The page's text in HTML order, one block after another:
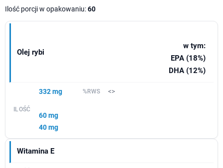
Ilość porcji w opakowaniu:60
Olej rybi
w tym:
EPA (18%)
DHA (12%)
332 mg
60 mg
40 mg
<>
Witamina E